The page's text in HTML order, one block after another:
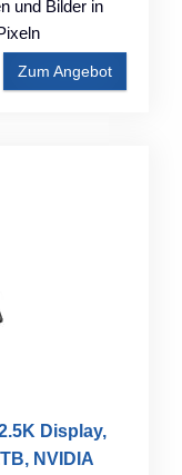
und Bilder in
Zum Angebot
Display,
NVIDIA